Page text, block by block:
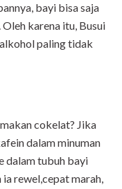
bayi bisa saja
karena itu, Busui
paling tidak
cokelat? Jika
dalam minuman
dalam tubuh bayi
rewel,cepat marah,